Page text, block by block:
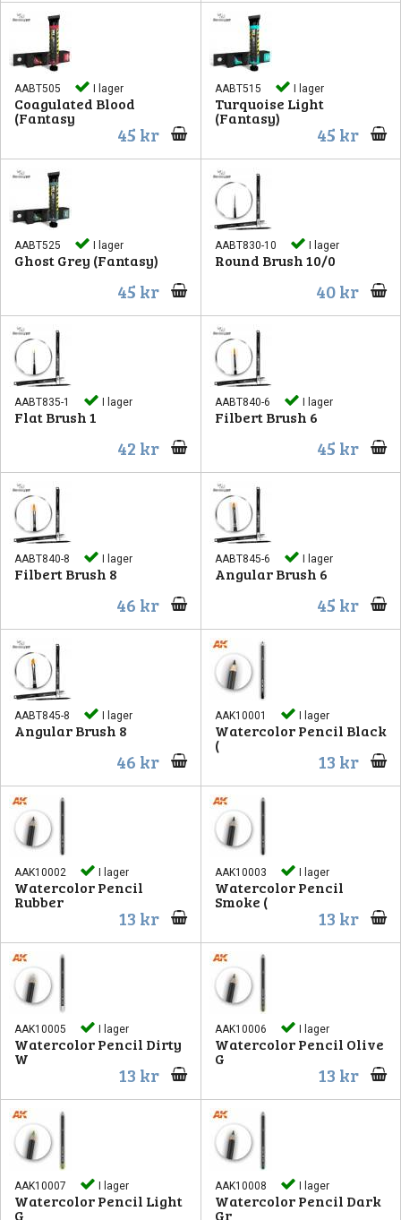
AABT505 I lager
Coagulated Blood
(Fantasy
45 kr
AABT515 I lager
Turquoise Light
(Fantasy)
45 kr
AABT525 I lager
Ghost Grey (Fantasy)
45 kr
AABT830-10 I lager
Round Brush 10/0
40 kr
AABT835-1 I lager
Flat Brush 1
42 kr
AABT840-6 I lager
Filbert Brush 6
45 kr
AABT840-8 I lager
Filbert Brush 8
46 kr
AABT845-6 I lager
Angular Brush 6
45 kr
AABT845-8 I lager
Angular Brush 8
46 kr
AAK10001 I lager
Watercolor Pencil Black
(
13 kr
AAK10002 I lager
Watercolor Pencil
Rubber
13 kr
AAK10003 I lager
Watercolor Pencil
Smoke (
13 kr
AAK10005 I lager
Watercolor Pencil Dirty
W
13 kr
AAK10006 I lager
Watercolor Pencil Olive
G
13 kr
AAK10007 I lager
Watercolor Pencil Light
G
AAK10008 I lager
Watercolor Pencil Dark
Gr